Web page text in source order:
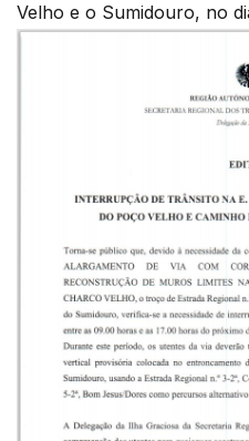
Velho e o Sumidouro, no